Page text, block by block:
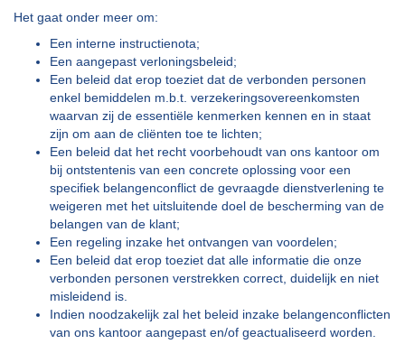
Het gaat onder meer om:
Een interne instructienota;
Een aangepast verloningsbeleid;
Een beleid dat erop toeziet dat de verbonden personen
enkel bemiddelen m.b.t. verzekeringsovereenkomsten
waarvan zij de essentiële kenmerken kennen en in staat
zijn om aan de cliënten toe te lichten;
Een beleid dat het recht voorbehoudt van ons kantoor om
bij ontstentenis van een concrete oplossing voor een
specifiek belangenconflict de gevraagde dienstverlening te
weigeren met het uitsluitende doel de bescherming van de
belangen van de klant;
Een regeling inzake het ontvangen van voordelen;
Een beleid dat erop toeziet dat alle informatie die onze
verbonden personen verstrekken correct, duidelijk en niet
misleidend is.
Indien noodzakelijk zal het beleid inzake belangenconflicten
van ons kantoor aangepast en/of geactualiseerd worden.